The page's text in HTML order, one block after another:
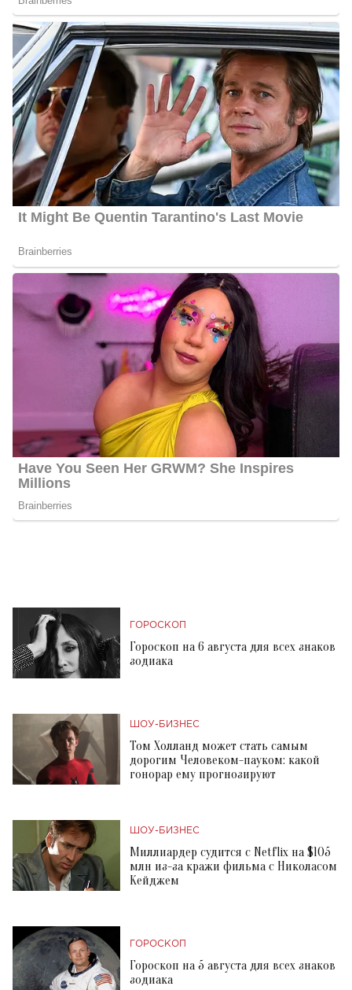
ГОРОСКОП
Гороскоп на 6 августа для всех знаков
зодиака
ШОУ-БИЗНЕС
Том Холланд может стать самым
дорогим Человеком-пауком: какой
гонорар ему прогнозируют
ШОУ-БИЗНЕС
Миллиардер судится с Netflix на $105
млн из-за кражи фильма с Николасом
Кейджем
ГОРОСКОП
Гороскоп на 5 августа для всех знаков
зодиака